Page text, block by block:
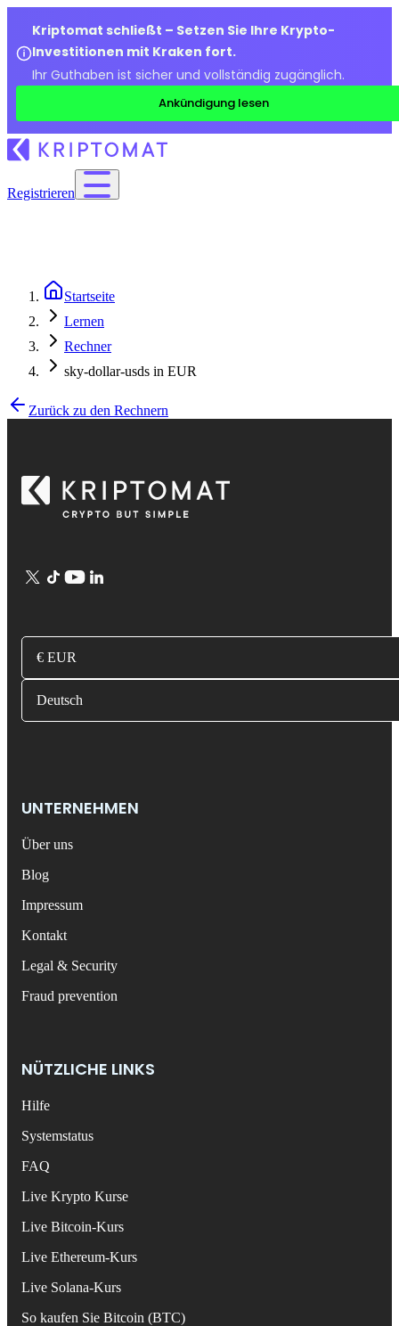
Kriptomat schließt – Setzen Sie Ihre Krypto-
Investitionen mit Kraken fort.
Ihr Guthaben ist sicher und vollständig zugänglich.
Ankündigung lesen
Registrieren
Startseite
Lernen
Rechner
sky-dollar-usds in EUR
Zurück zu den Rechnern
€ EUR
Deutsch
UNTERNEHMEN
Über uns
Blog
Impressum
Kontakt
Legal & Security
Fraud prevention
NÜTZLICHE LINKS
Hilfe
Systemstatus
FAQ
Live Krypto Kurse
Live Bitcoin-Kurs
Live Ethereum-Kurs
Live Solana-Kurs
So kaufen Sie Bitcoin (BTC)